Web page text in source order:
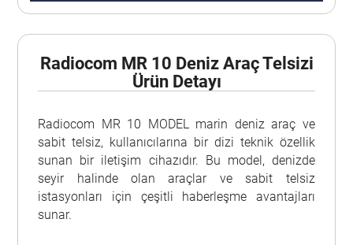
Radiocom MR 10 Deniz Araç Telsizi
Ürün Detayı
Radiocom MR 10 MODEL marin deniz araç ve
sabit telsiz, kullanıcılarına bir dizi teknik özellik
sunan bir iletişim cihazıdır. Bu model, denizde
seyir halinde olan araçlar ve sabit telsiz
istasyonları için çeşitli haberleşme avantajları
sunar.